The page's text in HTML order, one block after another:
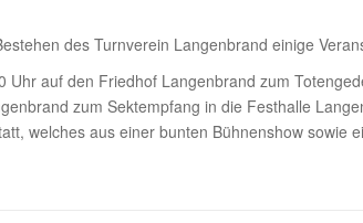
des Turnverein Langenbrand einige
auf den Friedhof Langenbrand zum
zum Sektempfang in die Festhalle
welches aus einer bunten Bühnenshow sowie